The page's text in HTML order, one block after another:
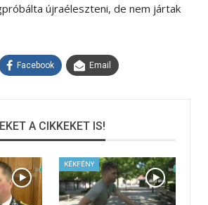
újraéleszteni, de nem jártak
Facebook Email
A CIKKEKET IS!
KÉKFÉNY